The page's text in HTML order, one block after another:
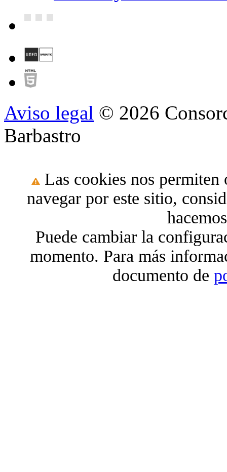
Aviso legal © 2026
Barbastro
Las cookies nos permiten
navegar por este sitio,
Puede cambiar la
momento. Para más
documento de